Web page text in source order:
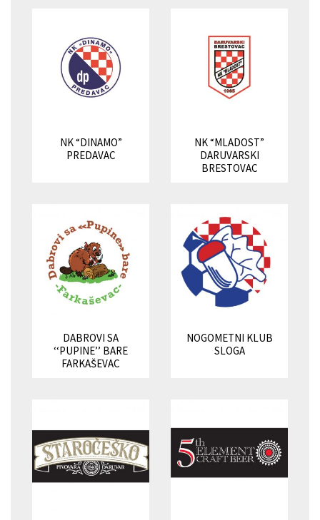
NK “DINAMO”
PREDAVAC
NK “MLADOST”
DARUVARSKI
BRESTOVAC
DABROVI SA
‘‘PUPINE’’ BARE
FARKAŠEVAC
NOGOMETNI KLUB
SLOGA